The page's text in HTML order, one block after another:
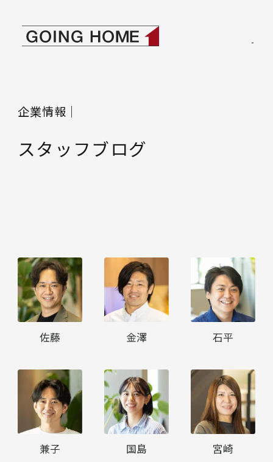
企業情報｜
スタッフブログ
佐藤 金澤 石平
兼子 国島 宮崎